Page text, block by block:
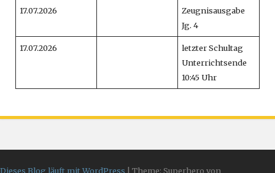
17.07.2026
Zeugnisausgabe
Jg. 4
17.07.2026
letzter Schultag
Unterrichtsende
10:45 Uhr
Dieses Blog läuft mit WordPress Theme: Superhero von